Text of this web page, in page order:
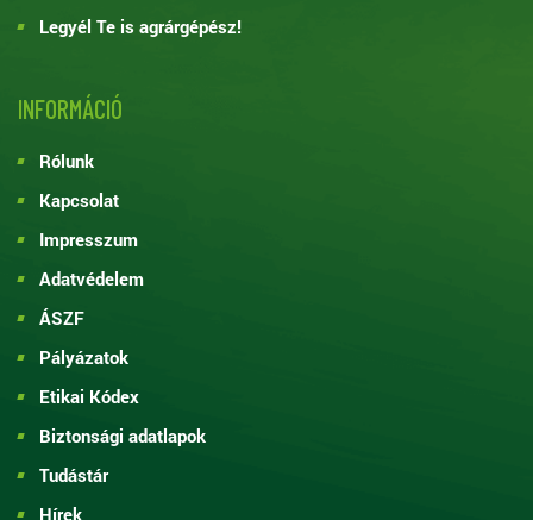
Legyél Te is agrárgépész!
INFORMÁCIÓ
Rólunk
Kapcsolat
Impresszum
Adatvédelem
ÁSZF
Pályázatok
Etikai Kódex
Biztonsági adatlapok
Tudástár
Hírek